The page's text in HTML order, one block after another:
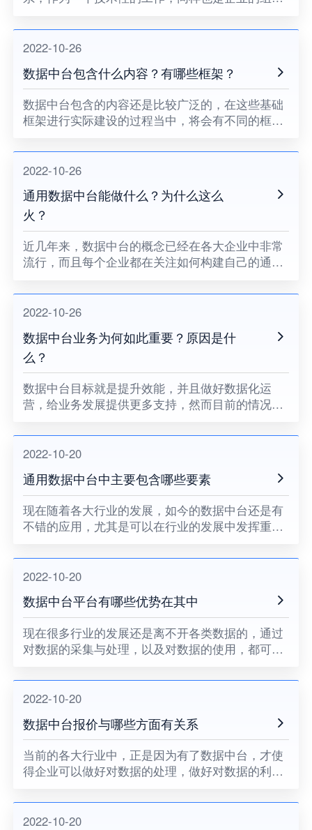
且要对全视角进行规划。看到每个企业的痛点基本
上能够通过数据状态来打造企
2022-10-26
数据中台包含什么内容？有哪些框架？
数据中台包含的内容还是比较广泛的，在这些基础
框架进行实际建设的过程当中，将会有不同的框架
容有哪些？
2022-10-26
通用数据中台能做什么？为什么这么
火？
近几年来，数据中台的概念已经在各大企业中非常
流行，而且每个企业都在关注如何构建自己的通用
军的资产体系慢慢演化的，从技术上来看这个中台
主要也就是指的高效灵活强
2022-10-26
数据中台业务为何如此重要？原因是什
么？
数据中台目标就是提升效能，并且做好数据化运
营，给业务发展提供更多支持，然而目前的情况来
系统中负责协同，并且中台会成为平台化自然演进
的一个过程，在这个过程当中
2022-10-20
通用数据中台中主要包含哪些要素
现在随着各大行业的发展，如今的数据中台还是有
不错的应用，尤其是可以在行业的发展中发挥重要
中台还是比较关注的，那么这样的数据中台会包含
哪些要素呢，只要关注这样
2022-10-20
数据中台平台有哪些优势在其中
现在很多行业的发展还是离不开各类数据的，通过
对数据的采集与处理，以及对数据的使用，都可以
也同样是成为聚合和治理数据，将数据封装成服
务，提供给企业使用的，尤其
2022-10-20
数据中台报价与哪些方面有关系
​当前的各大行业中，正是因为有了数据中台，才使
得企业可以做好对数据的处理，做好对数据的利
对数据中台报价充满了关注，那么这一数据处理平
台的价格与哪些方面有关系
2022-10-20